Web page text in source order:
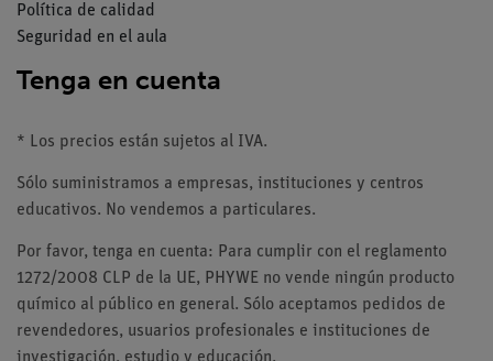
Política de calidad
Seguridad en el aula
Tenga en cuenta
* Los precios están sujetos al IVA.
Sólo suministramos a empresas, instituciones y centros
educativos. No vendemos a particulares.
Por favor, tenga en cuenta: Para cumplir con el reglamento
1272/2008 CLP de la UE, PHYWE no vende ningún producto
químico al público en general. Sólo aceptamos pedidos de
revendedores, usuarios profesionales e instituciones de